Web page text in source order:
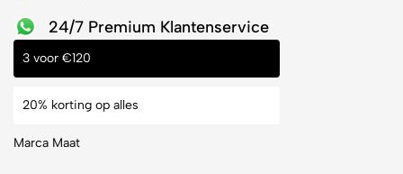
24/7 Premium Klantenservice
3 voor €120
20% korting op alles
Marca Maat